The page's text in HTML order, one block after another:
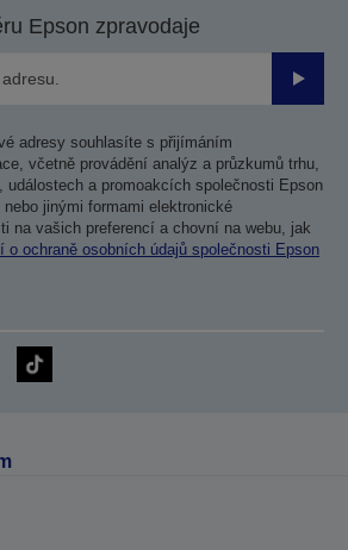
Epson zpravodaje
adresy souhlasíte s přijímáním
včetně provádění analýz a průzkumů trhu,
událostech a promoakcích společnosti Epson
jinými formami elektronické
na vašich preferencí a chovní na webu, jak
o ochraně osobních údajů společnosti Epson